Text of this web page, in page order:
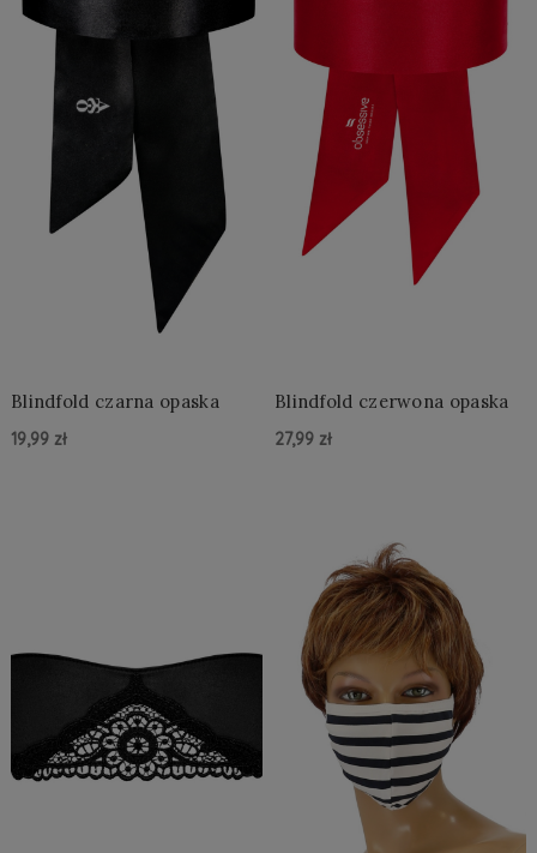
Blindfold czarna opaska
19,99 zł
Blindfold czerwona opaska
27,99 zł